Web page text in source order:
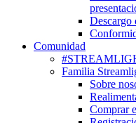
Descargo
Comunidad
Familia
Sobre
Comprar